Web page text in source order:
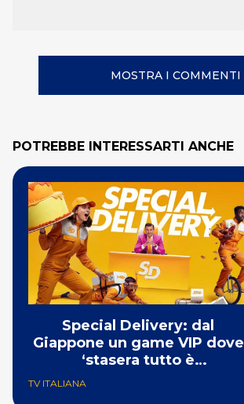
MOSTRA I COMMENTI
POTREBBE INTERESSARTI ANCHE
Special Delivery: dal
Giappone un game VIP dove
‘stasera tutto è
TV ITALIANA